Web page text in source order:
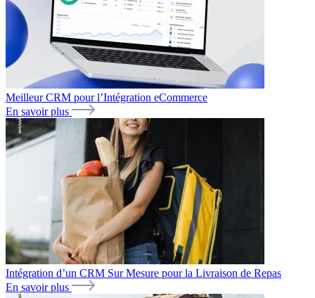
Meilleur CRM pour l’Intégration eCommerce
En savoir plus
Intégration d’un CRM Sur Mesure pour la Livraison de Repas
En savoir plus